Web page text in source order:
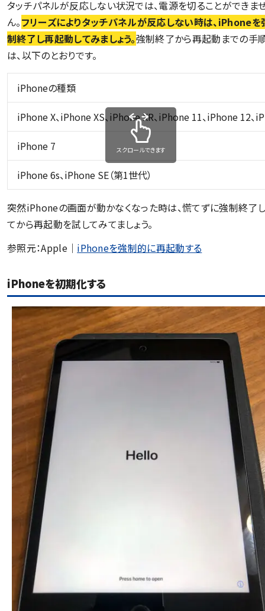
タッチパネルが反応しない状況では、電源を切ることができま
ん。フリーズによりタッチパネルが反応しない時は、iPhoneを
制終了し再起動してみましょう。強制終了から再起動までの手
は、以下のとおりです。
iPhoneの種類
iPhone X、iPhone XS、iPhone XR、iPhone 11、iPhone 12
iPhone 7
iPhone 6s、iPhone SE（第1世代）
スクロールできます
突然iPhoneの画面が動かなくなった時は、慌てずに強制終了
てから再起動を試してみてましょう。
参照元：Apple｜ iPhoneを強制的に再起動する
iPhoneを初期化する